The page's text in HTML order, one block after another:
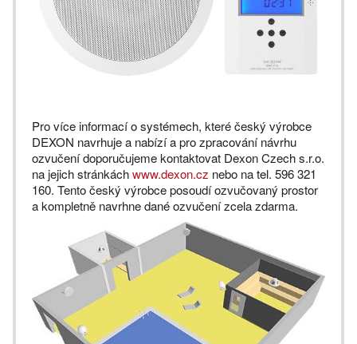
Pro více informací o systémech, které český výrobce
DEXON navrhuje a nabízí a pro zpracování návrhu
ozvučení doporučujeme kontaktovat Dexon Czech s.r.o.
na jejich stránkáchwww.dexon.cz nebo na tel. 596 321
160. Tento český výrobce posoudí ozvučovaný prostor
a kompletně navrhne dané ozvučení zcela zdarma.